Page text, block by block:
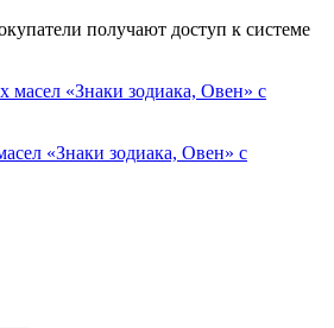
получают доступ к системе
«Знаки зодиака, Овен» с